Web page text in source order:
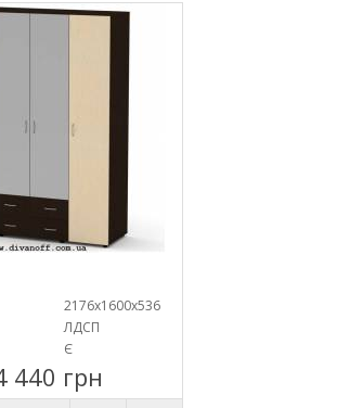
2176х1600х536
ЛДСП
Є
440 грн